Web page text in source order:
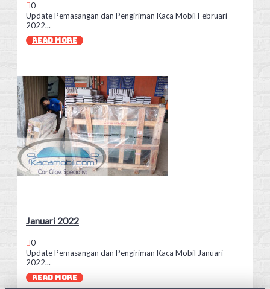
0
Update Pemasangan dan Pengiriman Kaca Mobil Februari
2022...
READ MORE
Januari 2022
0
Update Pemasangan dan Pengiriman Kaca Mobil Januari
2022...
READ MORE